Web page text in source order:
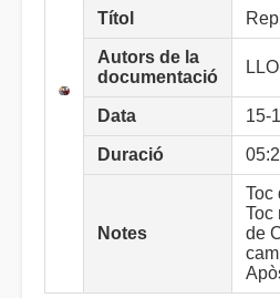
Títol
Autors de la
documentació
Data 15-
Duració
Notes
Toc
Toc
de